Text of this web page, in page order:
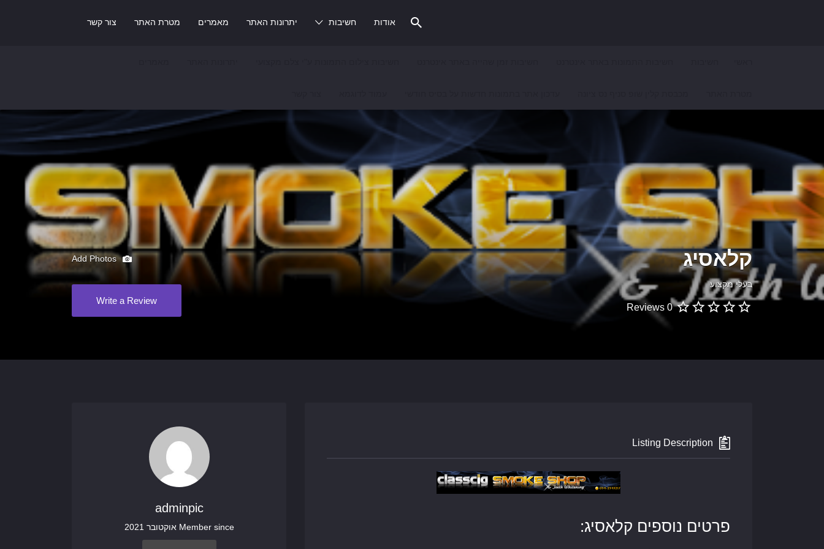
אודות חשיבות יתרונות האתר מאמרים מטרת האתר צור קשר
קלאסיג
בעלי מקצוע
0 Reviews
Add Photos
Write a Review
Listing Description
פרטים נוספים קלאסיג:
adminpic
Member since אוקטובר 2021